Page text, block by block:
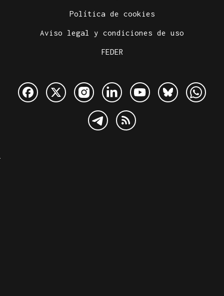
Política de cookies
Aviso legal y condiciones de uso
FEDER